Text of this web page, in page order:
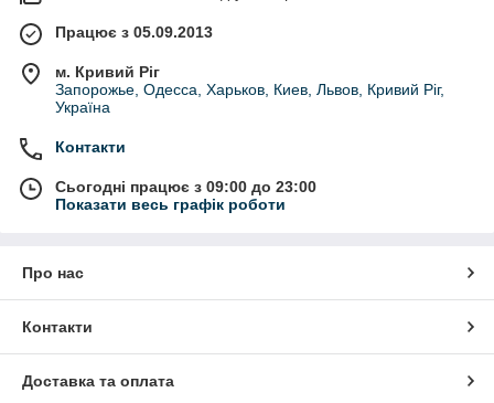
Працює з 05.09.2013
м. Кривий Ріг
Запорожье, Одесса, Харьков, Киев, Львов, Кривий Ріг,
Україна
Контакти
Сьогодні працює з 09:00 до 23:00
Показати весь графік роботи
Про нас
Контакти
Доставка та оплата